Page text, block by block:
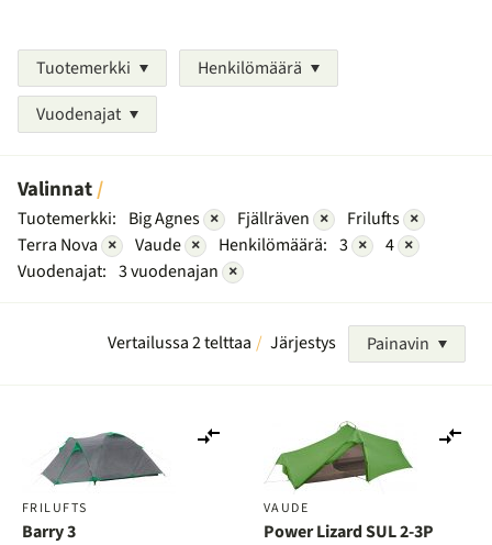
Tuotemerkki
Henkilömäärä
Vuodenajat
Valinnat
Tuotemerkki: Big Agnes × Fjällräven × Frilufts ×
Terra Nova × Vaude × Henkilömäärä: 3 × 4 ×
Vuodenajat: 3 vuodenajan ×
Vertailussa 2 telttaa Järjestys Painavin
FRILUFTS
Barry 3
vertailuun
VAUDE
Power Lizard SUL 2-3P